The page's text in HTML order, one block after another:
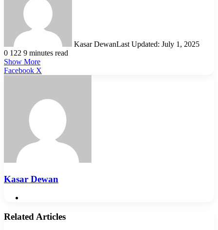
Kasar DewanLast Updated: July 1, 2025
0 122 9 minutes read
Show More
Facebook X
Kasar Dewan
Related Articles